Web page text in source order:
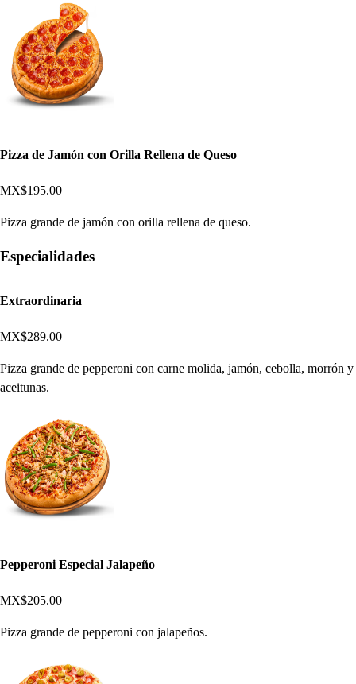
Pizza de Jamón con Orilla Rellena de Queso
MX$195.00
Pizza grande de jamón con orilla rellena de queso.
Especialidades
Extraordinaria
MX$289.00
Pizza grande de pepperoni con carne molida, jamón, cebolla, morrón y
aceitunas.
Pepperoni Especial Jalapeño
MX$205.00
Pizza grande de pepperoni con jalapeños.